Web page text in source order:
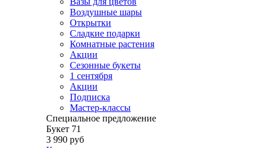
Воздушные шары
Открытки
Сладкие подарки
Комнатные растения
Акции
Сезонные букеты
1 сентября
Акции
Подписка
Мастер-классы
Специальное предложение
Букет 71
3 990 руб